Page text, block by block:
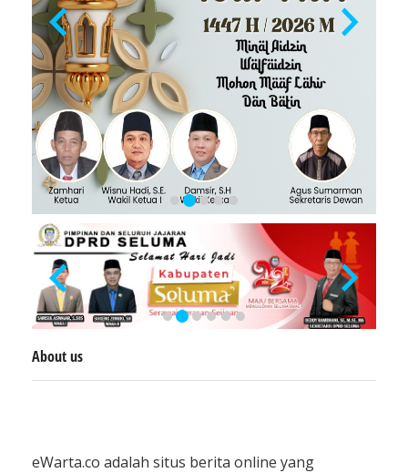
About us
eWarta.co adalah situs berita online yang